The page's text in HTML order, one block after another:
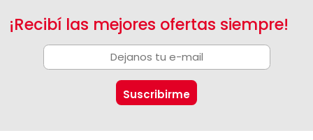
¡Recibí las mejores ofertas siempre!